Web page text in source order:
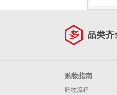
品类齐
购物指南
购物流程